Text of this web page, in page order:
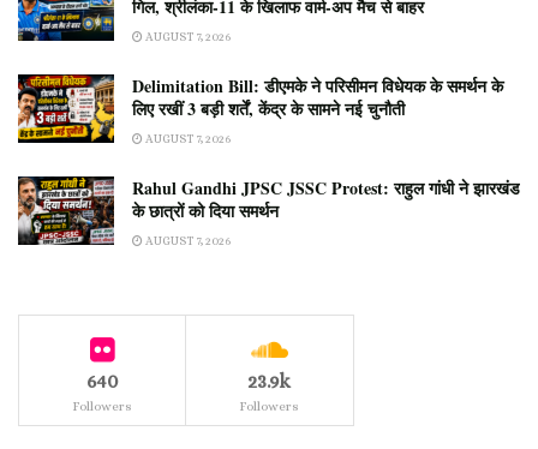
गिल, श्रीलंका-11 के खिलाफ वार्म-अप मैच से बाहर
AUGUST 7, 2026
Delimitation Bill: डीएमके ने परिसीमन विधेयक के समर्थन के
लिए रखीं 3 बड़ी शर्तें, केंद्र के सामने नई चुनौती
AUGUST 7, 2026
Rahul Gandhi JPSC JSSC Protest: राहुल गांधी ने झारखंड
के छात्रों को दिया समर्थन
AUGUST 7, 2026
640
Followers
23.9k
Followers